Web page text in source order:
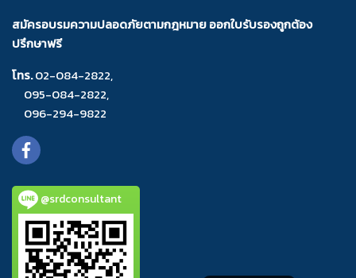
สมัครอบรมความปลอดภัยตามกฎหมาย ออกใบรับรองถูกต้อง
ปรึกษาฟรี
โทร.02-084-2822,
095-084-2822,
096-294-9822
@srdconsultant